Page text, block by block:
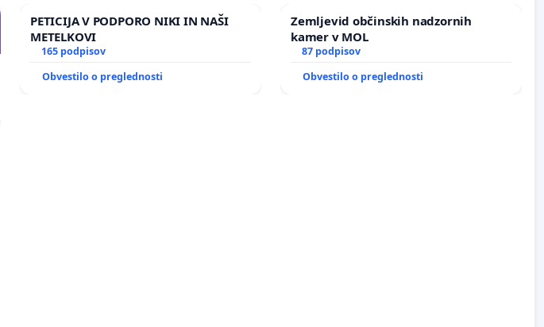
PETICIJA V PODPORO NIKI IN NAŠI
METELKOVI
165 podpisov
Obvestilo o preglednosti
Zemljevid občinskih nadzornih
kamer v MOL
87 podpisov
Obvestilo o preglednosti